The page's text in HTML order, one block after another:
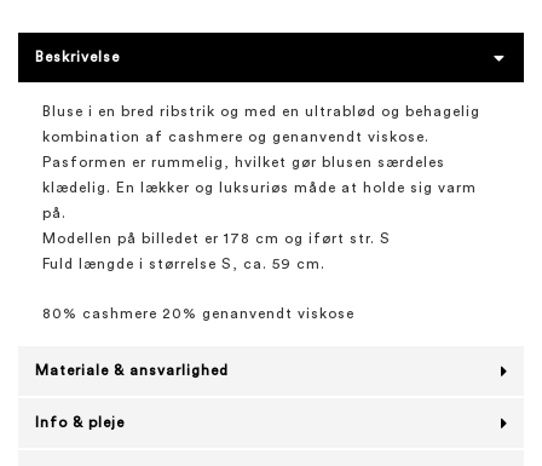
Beskrivelse
Bluse i en bred ribstrik og med en ultrablød og behagelig
kombination af cashmere og genanvendt viskose.
Pasformen er rummelig, hvilket gør blusen særdeles
klædelig. En lækker og luksuriøs måde at holde sig varm
på.
Modellen på billedet er 178 cm og iført str. S
Fuld længde i størrelse S, ca. 59 cm.
80% cashmere 20% genanvendt viskose
Materiale & ansvarlighed
Info & pleje